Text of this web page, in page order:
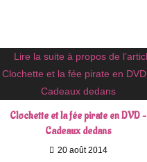
Clochette et la fée pirate en DVD –
Cadeaux dedans
20 août 2014